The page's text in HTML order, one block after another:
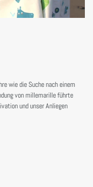
wie die Suche nach einem
von millemarille führte
und unser Anliegen